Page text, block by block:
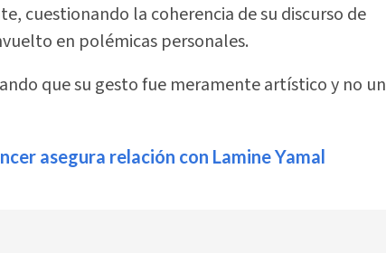
cuestionando la coherencia de su discurso de
en polémicas personales.
que su gesto fue meramente artístico y no un
asegura relación con Lamine Yamal